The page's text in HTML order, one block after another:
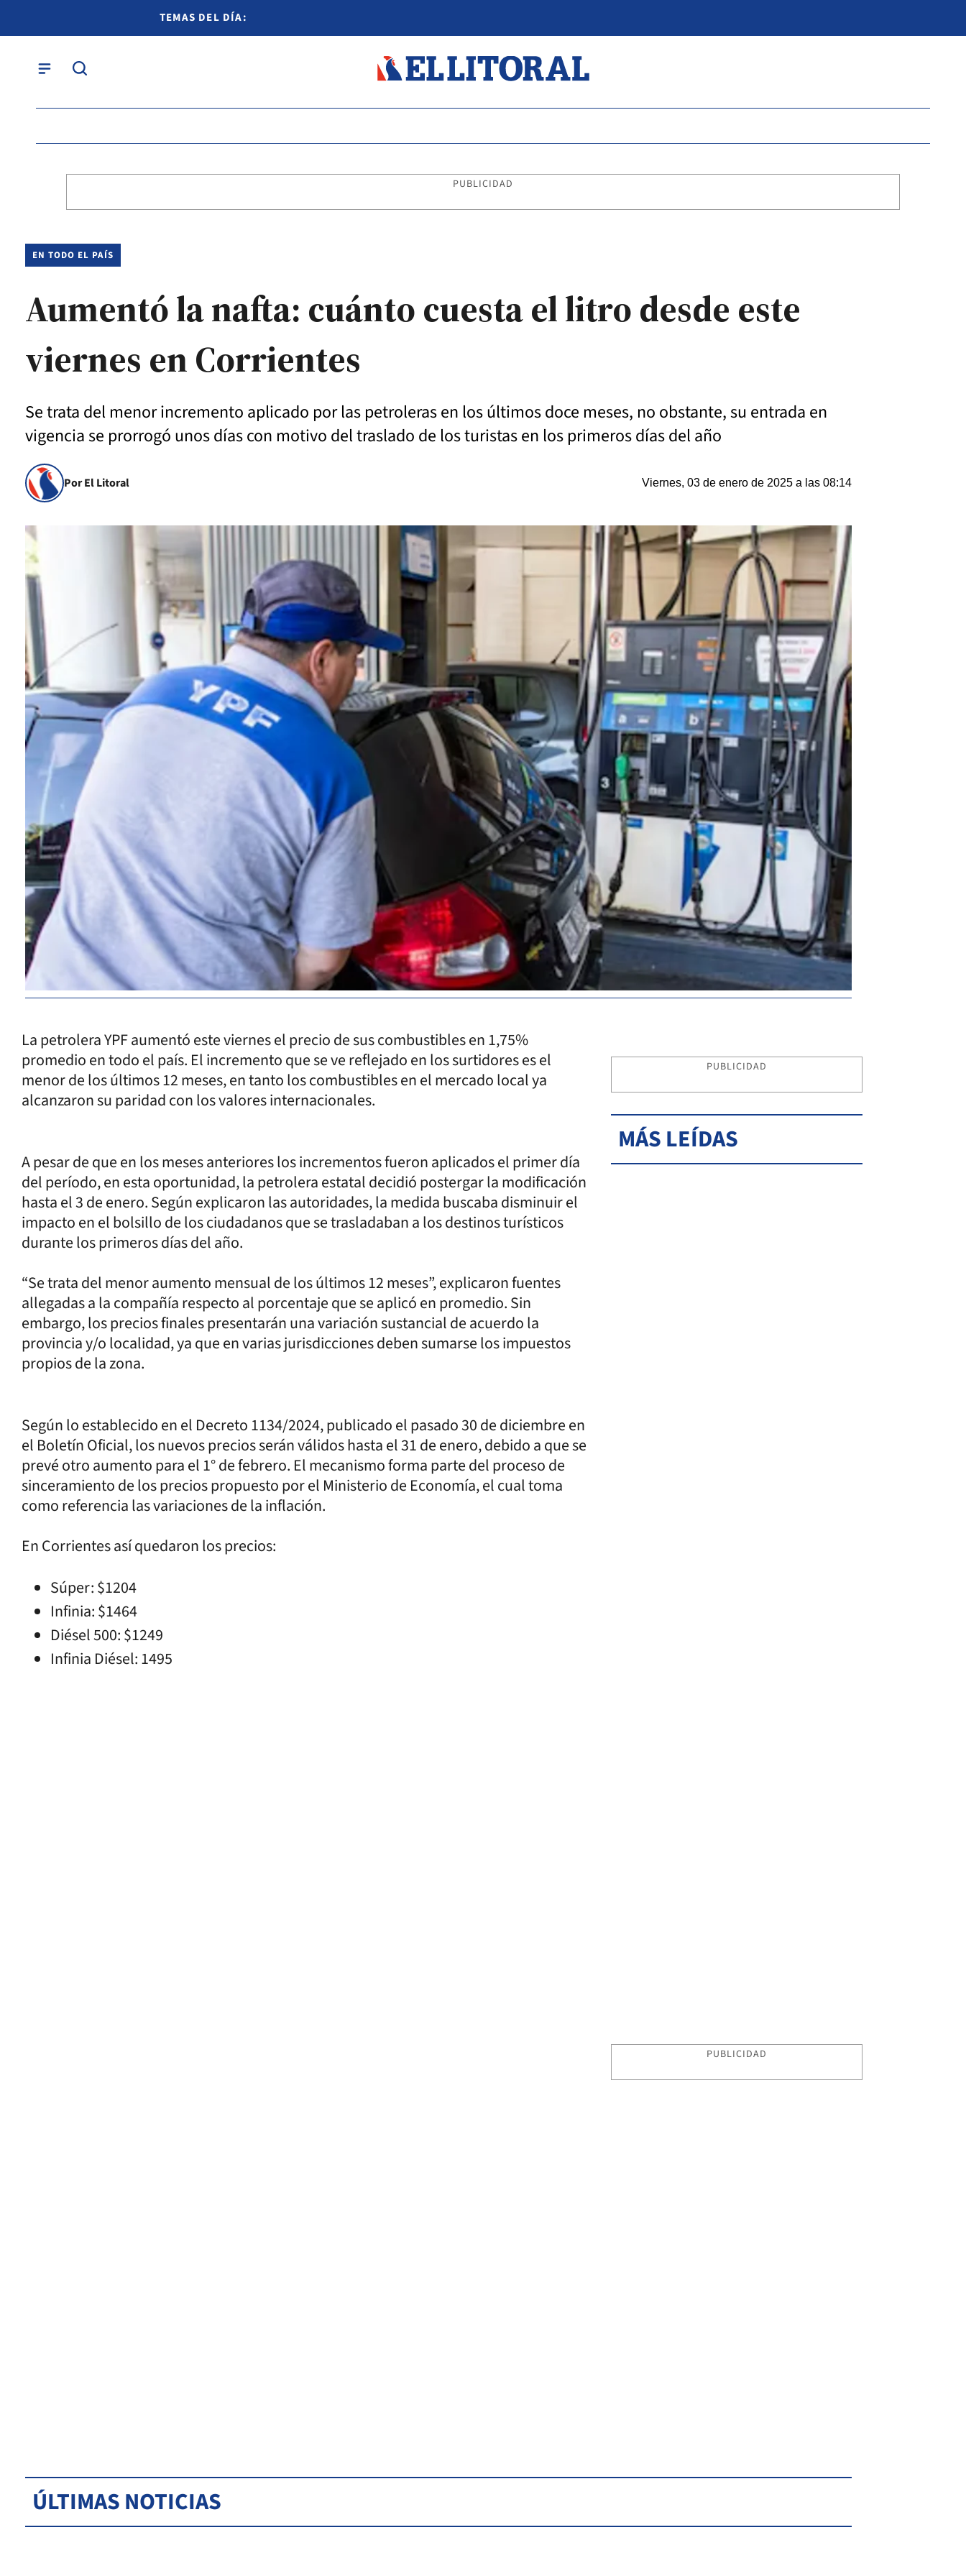
TEMAS DEL DÍA:
PUBLICIDAD
EN TODO EL PAÍS
Aumentó la nafta: cuánto cuesta el litro desde este
viernes en Corrientes
Se trata del menor incremento aplicado por las petroleras en los últimos doce meses, no obstante, su entrada en
vigencia se prorrogó unos días con motivo del traslado de los turistas en los primeros días del año
Por El Litoral Viernes, 03 de enero de 2025 a las 08:14
La petrolera YPF aumentó este viernes el precio de sus combustibles en 1,75%
promedio en todo el país. El incremento que se ve reflejado en los surtidores es el
menor de los últimos 12 meses, en tanto los combustibles en el mercado local ya
alcanzaron su paridad con los valores internacionales.
A pesar de que en los meses anteriores los incrementos fueron aplicados el primer día
del período, en esta oportunidad, la petrolera estatal decidió postergar la modificación
hasta el 3 de enero. Según explicaron las autoridades, la medida buscaba disminuir el
impacto en el bolsillo de los ciudadanos que se trasladaban a los destinos turísticos
durante los primeros días del año.
“Se trata del menor aumento mensual de los últimos 12 meses”, explicaron fuentes
allegadas a la compañía respecto al porcentaje que se aplicó en promedio. Sin
embargo, los precios finales presentarán una variación sustancial de acuerdo la
provincia y/o localidad, ya que en varias jurisdicciones deben sumarse los impuestos
propios de la zona.
Según lo establecido en el Decreto 1134/2024, publicado el pasado 30 de diciembre en
el Boletín Oficial, los nuevos precios serán válidos hasta el 31 de enero, debido a que se
prevé otro aumento para el 1° de febrero. El mecanismo forma parte del proceso de
sinceramiento de los precios propuesto por el Ministerio de Economía, el cual toma
como referencia las variaciones de la inflación.
En Corrientes así quedaron los precios:
Súper: $1204
Infinia: $1464
Diésel 500: $1249
Infinia Diésel: 1495
PUBLICIDAD
MÁS LEÍDAS
PUBLICIDAD
ÚLTIMAS NOTICIAS